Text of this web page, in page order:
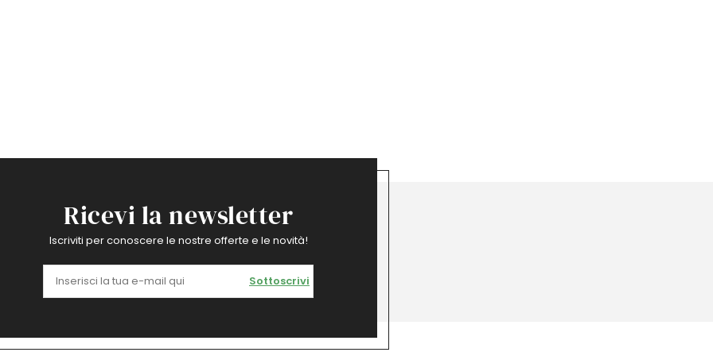
Ricevi la newsletter
Iscriviti per conoscere le nostre offerte e le novità!
Sottoscrivi